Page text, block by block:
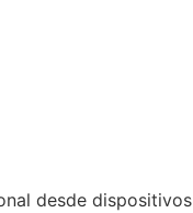
desde dispositivos